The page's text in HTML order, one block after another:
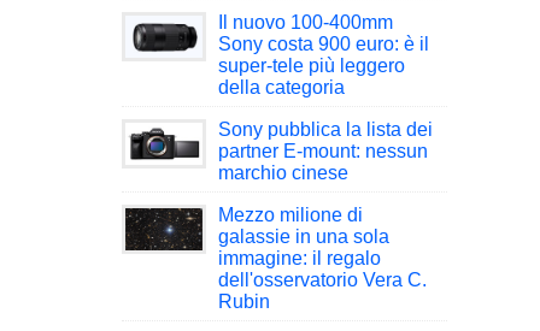
Il nuovo 100-400mm
Sony costa 900 euro: è il
super-tele più leggero
della categoria
Sony pubblica la lista dei
partner E-mount: nessun
marchio cinese
Mezzo milione di
galassie in una sola
immagine: il regalo
dell'osservatorio Vera C.
Rubin